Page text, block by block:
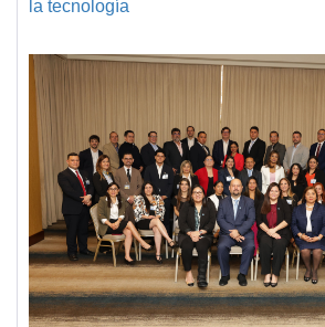
la tecnología